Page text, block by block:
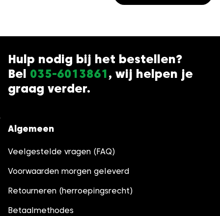
Hulp nodig bij het bestellen?
Bel 035-6013861, wij helpen je
graag verder.
Algemeen
Veelgestelde vragen (FAQ)
Voorwaarden morgen geleverd
Retourneren (herroepingsrecht)
Betaalmethodes